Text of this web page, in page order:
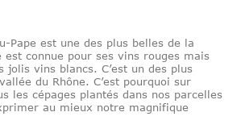
Pape est une des plus belles de la
est connue pour ses vins rouges mais
jolis vins blancs. C’est un des plus
du Rhône. C’est pourquoi sur
les cépages plantés dans nos parcelles
au mieux notre magnifique